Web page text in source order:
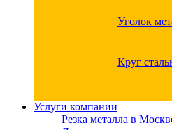
Уголок
Круг
Услуги компании
Резка металла в